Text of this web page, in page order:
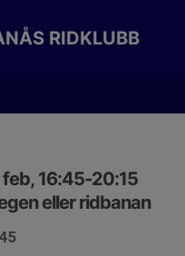
RIDKLUBB
feb, 16:45-20:15
eller ridbanan